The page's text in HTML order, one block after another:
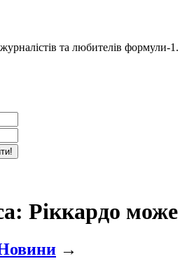
та любителів формули-
Ріккардо
→